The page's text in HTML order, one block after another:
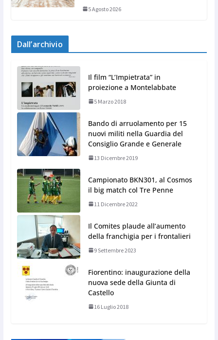
5 Agosto 2026
Dall’archivio
Il film “L’Impietrata” in
proiezione a Montelabbate
5 Marzo 2018
Bando di arruolamento per 15
nuovi militi nella Guardia del
Consiglio Grande e Generale
13 Dicembre 2019
Campionato BKN301, al Cosmos
il big match col Tre Penne
11 Dicembre 2022
Il Comites plaude all’aumento
della franchigia per i frontalieri
9 Settembre 2023
Fiorentino: inaugurazione della
nuova sede della Giunta di
Castello
16 Luglio 2018